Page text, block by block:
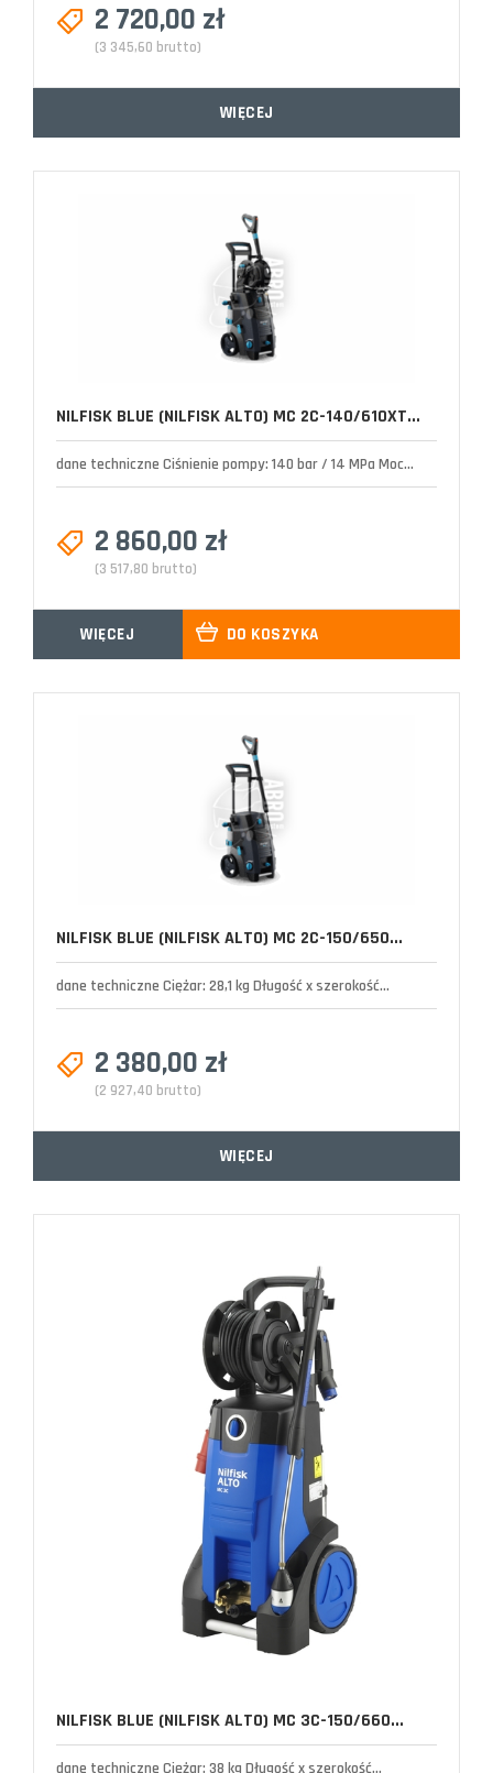
2 720,00 zł
(3 345,60 brutto)
WIĘCEJ
NILFISK BLUE (NILFISK ALTO) MC 2C-140/610XT...
dane techniczne Ciśnienie pompy: 140 bar / 14 MPa Moc...
2 860,00 zł
(3 517,80 brutto)
WIĘCEJ DO KOSZYKA
NILFISK BLUE (NILFISK ALTO) MC 2C-150/650...
dane techniczne Ciężar: 28,1 kg Długość x szerokość...
2 380,00 zł
(2 927,40 brutto)
WIĘCEJ
NILFISK BLUE (NILFISK ALTO) MC 3C-150/660...
dane techniczne Ciężar: 38 kg Długość x szerokość...